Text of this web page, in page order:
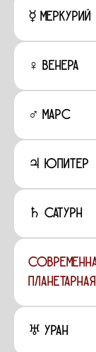
☿ Меркурий
♀ Венера
♂ Марс
♃ Юпитер
♄ Сатурн
♅ Уран